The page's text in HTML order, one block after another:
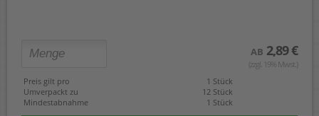
AB 2,89 €
(zzgl. 19% Mwst.)
Preis gilt pro
1 Stück
Umverpackt zu
12 Stück
Mindestabnahme
1 Stück